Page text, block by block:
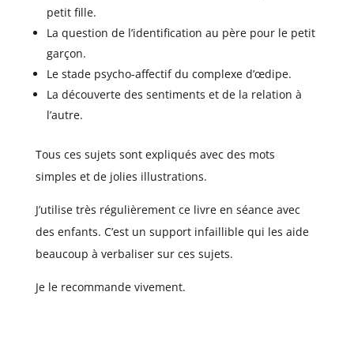
petit fille.
La question de l’identification au père pour le petit
garçon.
Le stade psycho-affectif du complexe d’œdipe.
La découverte des sentiments et de la relation à
l’autre.
Tous ces sujets sont expliqués avec des mots
simples et de jolies illustrations.
J’utilise très régulièrement ce livre en séance avec
des enfants. C’est un support infaillible qui les aide
beaucoup à verbaliser sur ces sujets.
Je le recommande vivement.